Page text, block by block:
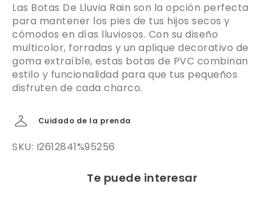
Las Botas De Lluvia Rain son la opción perfecta
para mantener los pies de tus hijos secos y
cómodos en días lluviosos. Con su diseño
multicolor, forradas y un aplique decorativo de
goma extraíble, estas botas de PVC combinan
estilo y funcionalidad para que tus pequeños
disfruten de cada charco.
Cuidado de la prenda
SKU: I2612841%95256
Te puede interesar